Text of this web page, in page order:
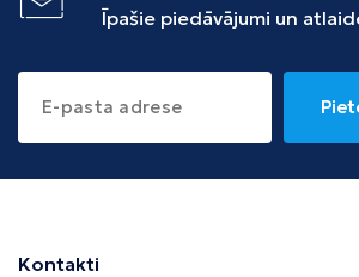
Īpašie piedāvājumi un
Kontakti